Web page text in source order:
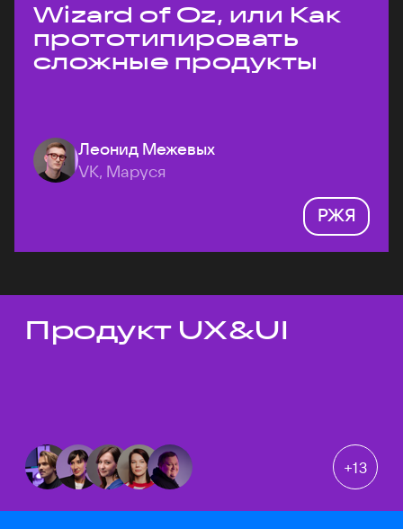
Wizard of Oz, или Как
прототипировать
сложные продукты
Леонид Межевых
VK, Маруся
РЖЯ
Темы докладов
Продукт UX&UI
+13